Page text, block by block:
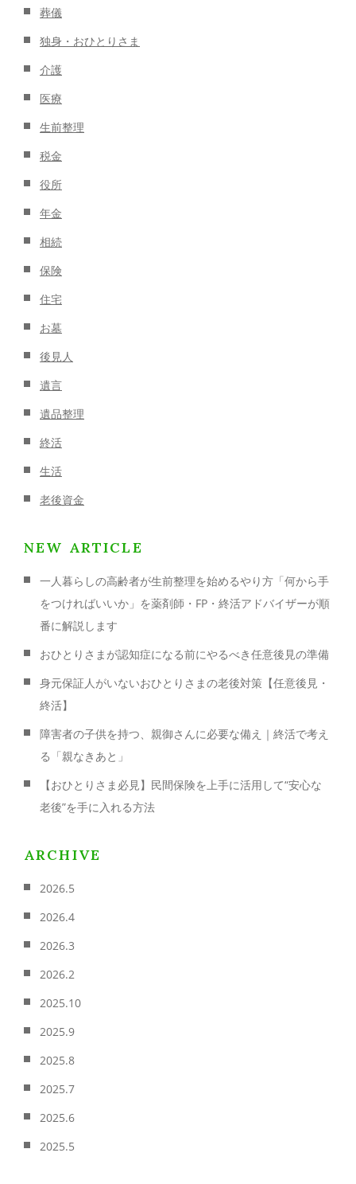
葬儀
独身・おひとりさま
介護
医療
生前整理
税金
役所
年金
相続
保険
住宅
お墓
後見人
遺言
遺品整理
終活
生活
老後資金
NEW ARTICLE
一人暮らしの高齢者が生前整理を始めるやり方「何から手
をつければいいか」を薬剤師・FP・終活アドバイザーが順
番に解説します
おひとりさまが認知症になる前にやるべき任意後見の準備
身元保証人がいないおひとりさまの老後対策【任意後見・
終活】
障害者の子供を持つ、親御さんに必要な備え｜終活で考え
る「親なきあと」
【おひとりさま必見】民間保険を上手に活用して“安心な
老後”を手に入れる方法
ARCHIVE
2026.5
2026.4
2026.3
2026.2
2025.10
2025.9
2025.8
2025.7
2025.6
2025.5